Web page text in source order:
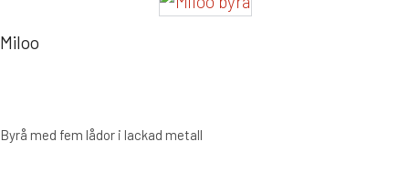
Miloo
Byrå med fem lådor i lackad metall